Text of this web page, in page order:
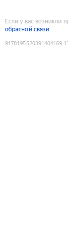
Если у вас возникли
обратной связи
9178195520391404169: